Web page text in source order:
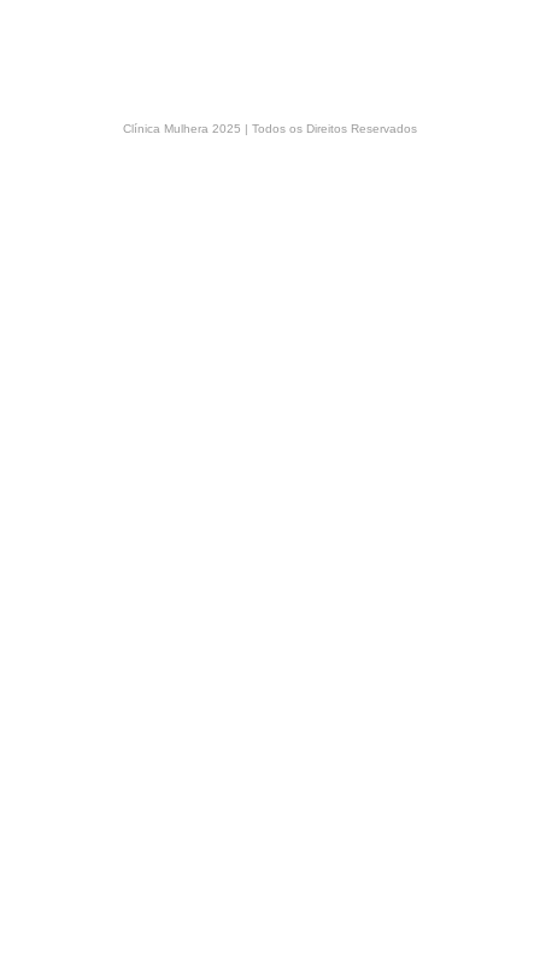
Clínica Mulhera 2025 | Todos os Direitos Reservados